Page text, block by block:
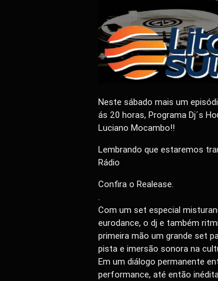
Neste sábado mais um
ás 20 horas, Programa Dj´s
Luciano Mocambo!!
Lembrando que estaremos
Rádio
Confira o Realease.
.
Com um set especial
eurodance, o dj e também
primeira mão um grande set
pista e imersão sonora na
Em um diálogo permanente
performance, até então